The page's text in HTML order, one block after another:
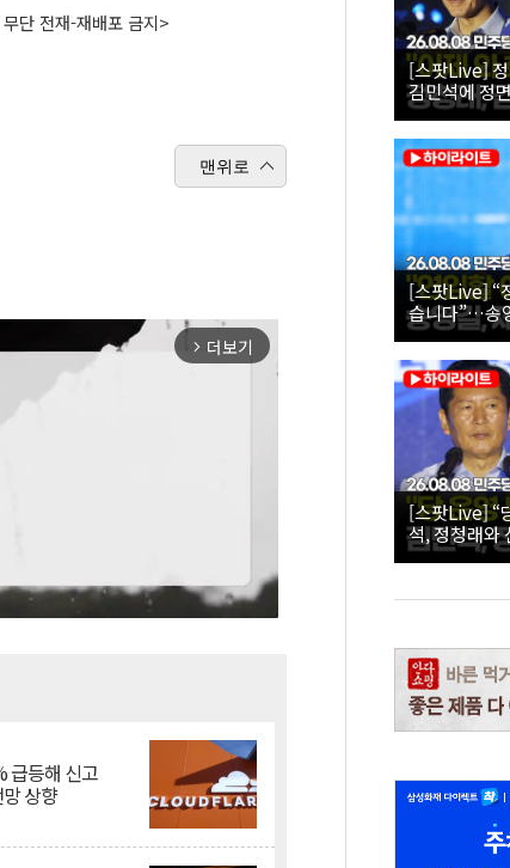
단 전재-재배포 금지>
맨위로
arrow_forward_ios 더보기
급등해 신고
상향
[스팟Live]
김민석에 정
당대표·최고
[스팟Live] “정청래 후보 그동안 고생 많이 했
습니다”…송영길
더불어민주
동연설회
[스팟Live] “
석, 정청래와
당대표·최고